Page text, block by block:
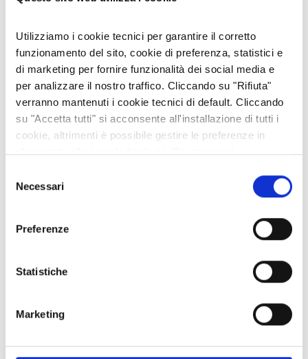
Utilizziamo i cookie tecnici per garantire il corretto
funzionamento del sito, cookie di preferenza, statistici e
di marketing per fornire funzionalità dei social media e
per analizzare il nostro traffico. Cliccando su "Rifiuta"
verranno mantenuti i cookie tecnici di default. Cliccando
su "Accetta tutti" si acconsente all'installazione di tutti i
cookie, altrimenti è possibile gestire le preferenze in
riferimento alle singole tipologie. Per maggiori
delNecessari
Preferenze
Statistiche
Marketing
locale.
po' pizzeria, un luogo accogliente dove la
famiglia Cossa e Vitale mette a disposizione della
produzione artigianale di qualità. E dove si viene
accolti con una cortesia ed un entusiasmo che
Trova sulla mappa.
diegovitale88@gmail.com
0122 31399
SOCIAL AZIENDALI
MOSTRA AZIENDA SULLA MAPPA